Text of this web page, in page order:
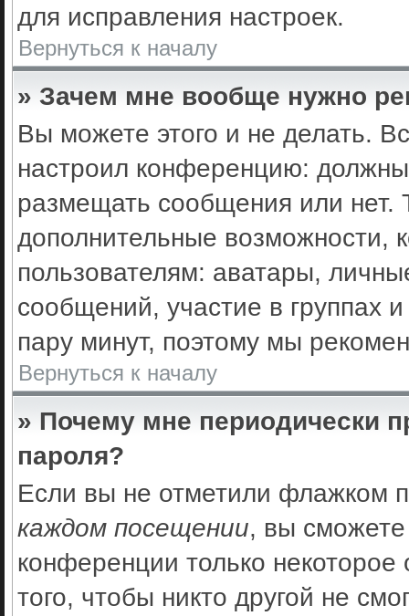
для исправления настроек.
Вернуться к началу
» Зачем мне вообще нужно
Вы можете этого и не делать.
настроил конференцию:
размещать сообщения или нет.
дополнительные возможности,
пользователям: аватары,
сообщений, участие в группах
пару минут, поэтому мы
Вернуться к началу
» Почему мне периодически
пароля?
Если вы не отметили флажком
каждом посещении, вы
конференции только
того, чтобы никто другой не